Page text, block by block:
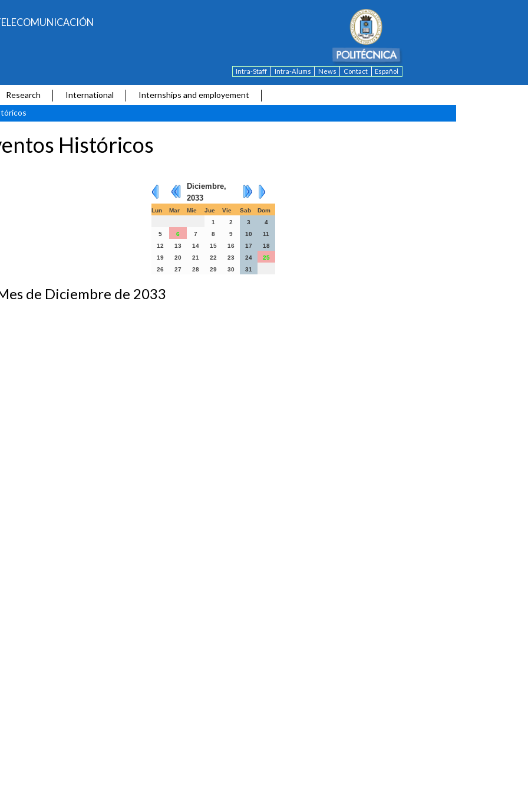
Intra-Staff Intra-Alums News Contact Español
Research International
Internships and employement
Históricos
Diciembre,
2033
Lun Mar Mie Jue Vie Sab
Dom
1
2 3
4
5
6 7 8 9 10
11
12
13 14 15 16 17
18
19
20 21 22 23 24
25
26
27 28 29 30 31
de Diciembre de 2033